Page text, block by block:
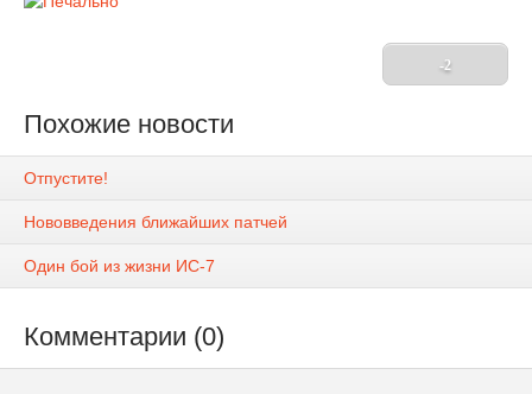
-2
Похожие новости
Отпустите!
Нововведения ближайших патчей
Один бой из жизни ИС-7
Комментарии (0)